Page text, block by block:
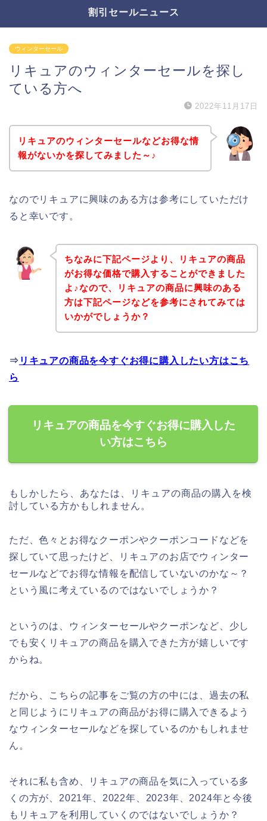
割引セールニュース
ウィンターセール
リキュアのウィンターセールを探し
ている方へ
2022年11月17日
リキュアのウィンターセールなどお得な情
報がないかを探してみました～♪
なのでリキュアに興味のある方は参考にしていただけ
ると幸いです。
ちなみに下記ページより、リキュアの商品
がお得な価格で購入することができました
よ♪なので、リキュアの商品に興味のある
方は下記ページなどを参考にされてみては
いかがでしょうか？
⇒ リキュアの商品を今すぐお得に購入したい方はこち
ら
リキュアの商品を今すぐお得に購入した
い方はこちら
もしかしたら、あなたは、リキュアの商品の購入を検
討している方かもしれません。
ただ、色々とお得なクーポンやクーポンコードなどを
探していて思ったけど、リキュアのお店でウィンター
セールなどでお得な情報を配信していないのかな～？
という風に考えているのではないでしょうか？
というのは、ウィンターセールやクーポンなど、少し
でも安くリキュアの商品を購入できた方が嬉しいです
からね。
だから、こちらの記事をご覧の方の中には、過去の私
と同じようにリキュアの商品がお得に購入できるよう
なウィンターセールなどを探しているのかもしれませ
ん。
それに私も含め、リキュアの商品を気に入っている多
くの方が、2021年、2022年、2023年、2024年と今後
もリキュアを利用していくのではないでしょうか？